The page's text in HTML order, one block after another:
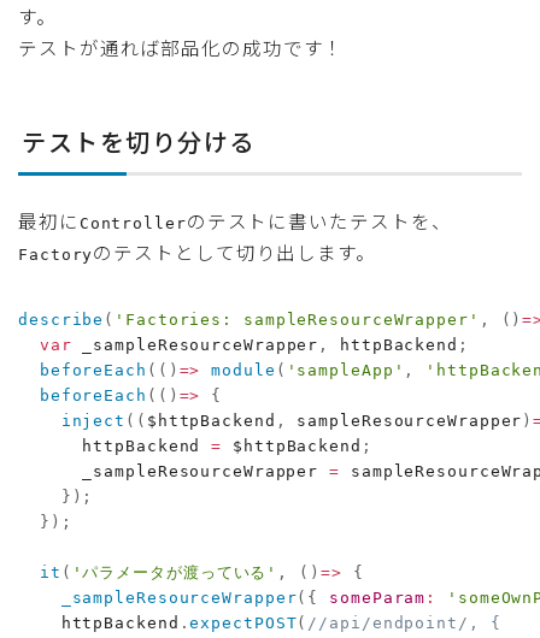
す。
テストが通れば部品化の成功です！
テストを切り分ける
最初に Controllerのテストに書いたテストを、
Factoryのテストとして切り出します。
describe ( 'Factories: sampleResourceWrapper' , ( )
var _sampleResourceWrapper , httpBackend ;
beforeEach ( ( ) => module ( 'sampleApp' ,
beforeEach ( ( ) =>
{
inject ( ( $httpBackend , sampleResourceWrapper )
      httpBackend
= $httpBackend ;
      _sampleResourceWrapper
=
} ) ;
} ) ;
it ( 'パラメータが渡っている' , ( ) =>
{
_sampleResourceWrapper( { someParam :
    httpBackend
.expectPOST( //api/endpoint/, {